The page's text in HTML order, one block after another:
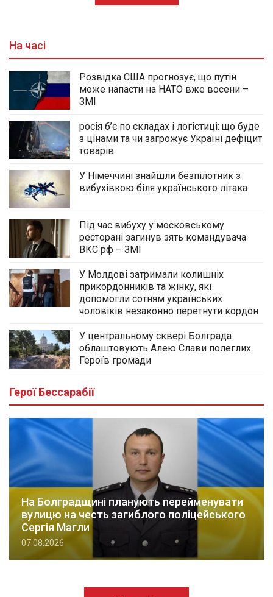
На часі
Розвідка США прогнозує, що путін
може напасти на НАТО вже восени –
ЗМІ
росія б’є по складах і логістиці: що буде
з цінами та чи загрожує Україні дефіцит
товарів
У Німеччині знайшли безпілотник з
вибухівкою біля українського літака
Під час вибуху у московському
ресторані загинув зять командувача
ВКС рф – ЗМІ
У Молдові затримали колишніх
прикордонників та жінку, які
допомогли сотням українських
чоловіків незаконно перетнути кордон
У центральному сквері Болграда
облаштовують Алею Слави полеглих
Героїв громади
Герої Бессарабії
На Болградщині планують перейменувати
вулицю на честь загиблого поліцейського
Сергія Магли
07.08.2026